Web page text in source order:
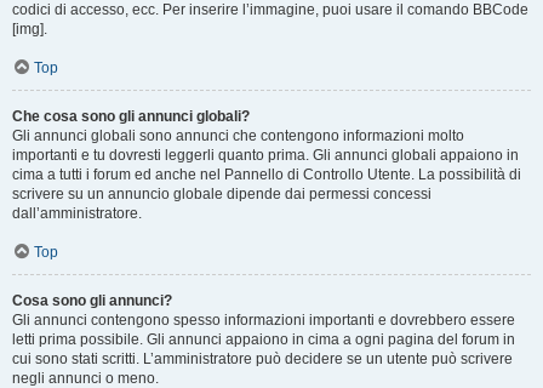
codici di accesso, ecc. Per inserire l’immagine, puoi usare il comando BBCode
[img].
Top
Che cosa sono gli annunci globali?
Gli annunci globali sono annunci che contengono informazioni molto
importanti e tu dovresti leggerli quanto prima. Gli annunci globali appaiono in
cima a tutti i forum ed anche nel Pannello di Controllo Utente. La possibilità di
scrivere su un annuncio globale dipende dai permessi concessi
dall’amministratore.
Top
Cosa sono gli annunci?
Gli annunci contengono spesso informazioni importanti e dovrebbero essere
letti prima possibile. Gli annunci appaiono in cima a ogni pagina del forum in
cui sono stati scritti. L’amministratore può decidere se un utente può scrivere
negli annunci o meno.